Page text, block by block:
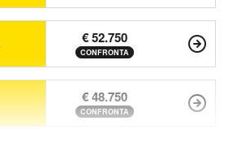
€ 52.750
CONFRONTA
€ 48.750
CONFRONTA